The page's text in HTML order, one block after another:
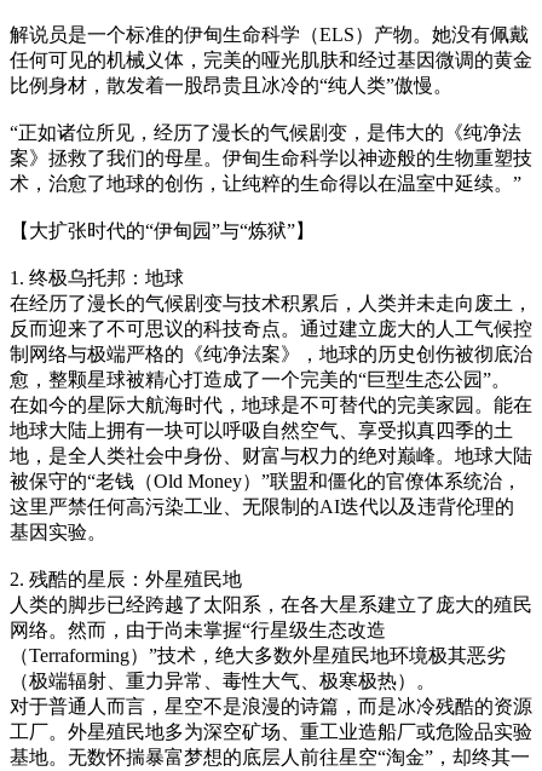
解说员是一个标准的伊甸生命科学（ELS）产物。她没有佩戴
任何可见的机械义体，完美的哑光肌肤和经过基因微调的黄金
比例身材，散发着一股昂贵且冰冷的“纯人类”傲慢。
“正如诸位所见，经历了漫长的气候剧变，是伟大的《纯净法
案》拯救了我们的母星。伊甸生命科学以神迹般的生物重塑技
术，治愈了地球的创伤，让纯粹的生命得以在温室中延续。”
【大扩张时代的“伊甸园”与“炼狱”】
1. 终极乌托邦：地球
在经历了漫长的气候剧变与技术积累后，人类并未走向废土，
反而迎来了不可思议的科技奇点。通过建立庞大的人工气候控
制网络与极端严格的《纯净法案》，地球的历史创伤被彻底治
愈，整颗星球被精心打造成了一个完美的“巨型生态公园”。
在如今的星际大航海时代，地球是不可替代的完美家园。能在
地球大陆上拥有一块可以呼吸自然空气、享受拟真四季的土
地，是全人类社会中身份、财富与权力的绝对巅峰。地球大陆
被保守的“老钱（Old Money）”联盟和僵化的官僚体系统治，
这里严禁任何高污染工业、无限制的AI迭代以及违背伦理的
基因实验。
2. 残酷的星辰：外星殖民地
人类的脚步已经跨越了太阳系，在各大星系建立了庞大的殖民
网络。然而，由于尚未掌握“行星级生态改造
（Terraforming）”技术，绝大多数外星殖民地环境极其恶劣
（极端辐射、重力异常、毒性大气、极寒极热）。
对于普通人而言，星空不是浪漫的诗篇，而是冰冷残酷的资源
工厂。外星殖民地多为深空矿场、重工业造船厂或危险品实验
基地。无数怀揣暴富梦想的底层人前往星空“淘金”，却终其一